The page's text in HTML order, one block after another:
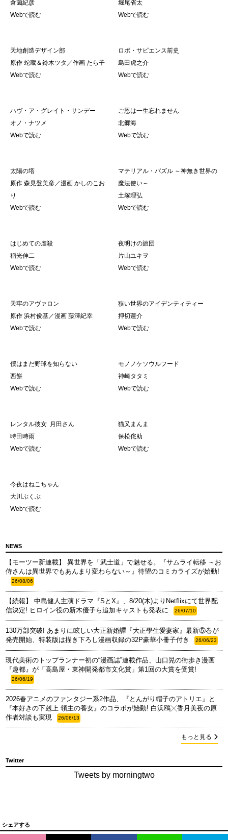
倉薗紀彦
Webで読む
堀尾省太
Webで読む
天地創造デザイン部
原作 蛇蔵＆鈴木ツタ／作画 たら子
Webで読む
ロボ・サピエンス前史
島田虎之介
Webで読む
ハヴ・ア・グレイト・サンデー
オノ・ナツメ
Webで読む
ご恩は一生忘れません
北郷海
Webで読む
太陽の塔
原作 森見登美彦／漫画 かしのこお
り
Webで読む
マテリアル・パズル ～神無き世界の
魔法使い～
土塚理弘
Webで読む
はじめての虐殺
稲光伸二
Webで読む
夜明けの旅団
片山ユキヲ
Webで読む
天牢のアヴァロン
原作 浜村俊基／漫画 藤澤紀幸
Webで読む
狭い世界のアイデンティティー
押切蓮介
Webで読む
僕はまだ野球を知らない
西餅
Webで読む
モノノケソウルフード
神崎タタミ
Webで読む
レンタル彼女 月田さん
時田時雨
Webで読む
猫又まんま
保松侘助
Webで読む
今夜はねこちゃん
大川ぶくぶ
Webで読む
NEWS
【モーツー新連載】 異世界を「武士道」で魅せる。『サムライ転移 ～お
侍さんは異世界でもあんまり変わらない～』待望のコミカライズが始動!
26/08/06
【続報】 中島健人主演ドラマ『SとX』、8/20(木)よりNetflixにて世界配
信決定! ヒロイン役の新木優子ら追加キャストも発表に
26/07/10
130万部突破! あまりに眩しい大正新婚譚『大正學生愛妻家』最新⑤巻が
発売開始、特装版は描き下ろし漫画収録の32P豪華小冊子付き
26/06/23
現代美術のトップランナー初の“漫画誌”連載作品、山口晃の街歩き漫画
『趣都』が「高島屋・東神開発都市文化賞」第1回の大賞を受賞!
26/06/19
2026春アニメのファンタジー系2作品、『とんがり帽子のアトリエ』と
『本好きの下剋上 領主の養女』のコラボが始動! 白浜鴎╳香月美夜の原
作者対談も実現
26/06/13
もっと見る
Twitter
Tweets by morningtwo
シェアする